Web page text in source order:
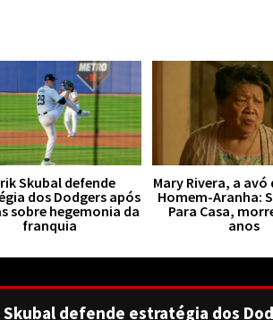
Skubal defende
dos Dodgers após
sobre hegemonia da
franquia
Mary Rivera, a avó
Homem-Aranha:
Para Casa,
anos
Skubal defende estratégia dos